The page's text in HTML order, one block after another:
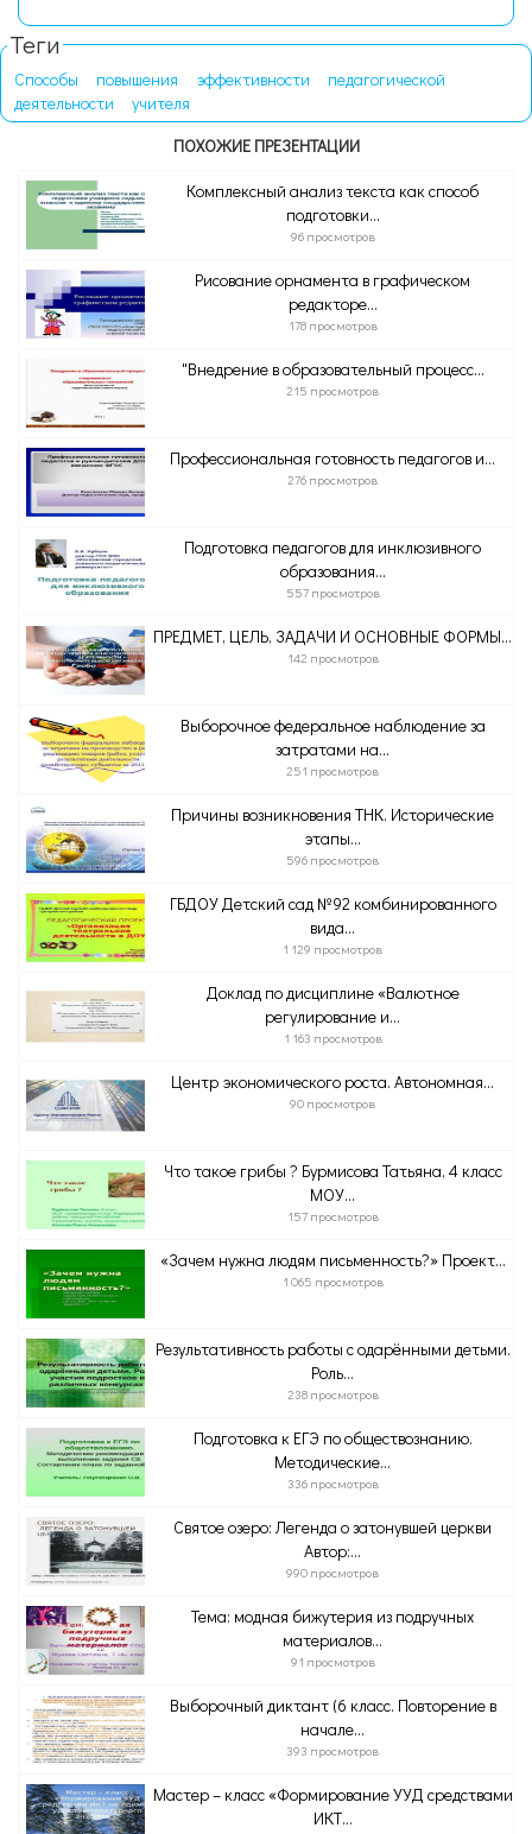
Теги
Способы повышения эффективности
педагогической
деятельности
учителя
ПОХОЖИЕ ПРЕЗЕНТАЦИИ
Комплексный анализ текста как способ
подготовки...
96 просмотров
Рисование орнамента в графическом
редакторе...
178 просмотров
"Внедрение в образовательный процесс...
215 просмотров
Профессиональная готовность педагогов и...
276 просмотров
Подготовка педагогов для инклюзивного
образования...
557 просмотров
ПРЕДМЕТ, ЦЕЛЬ, ЗАДАЧИ И ОСНОВНЫЕ ФОРМЫ...
142 просмотров
Выборочное федеральное наблюдение за
затратами на...
251 просмотров
Причины возникновения ТНК. Исторические
этапы...
596 просмотров
ГБДОУ Детский сад №92 комбинированного
вида...
1 129 просмотров
Доклад по дисциплине «Валютное
регулирование и...
1 163 просмотров
Центр экономического роста. Автономная...
90 просмотров
Что такое грибы ? Бурмисова Татьяна, 4 класс
МОУ...
157 просмотров
«Зачем нужна людям письменность?» Проект...
1 065 просмотров
Результативность работы с одарёнными детьми.
Роль...
238 просмотров
Подготовка к ЕГЭ по обществознанию.
Методические...
336 просмотров
Святое озеро: Легенда о затонувшей церкви
Автор:...
990 просмотров
Тема: модная бижутерия из подручных
материалов...
91 просмотров
Выборочный диктант (6 класс. Повторение в
начале...
393 просмотров
Мастер – класс «Формирование УУД средствами
ИКТ...